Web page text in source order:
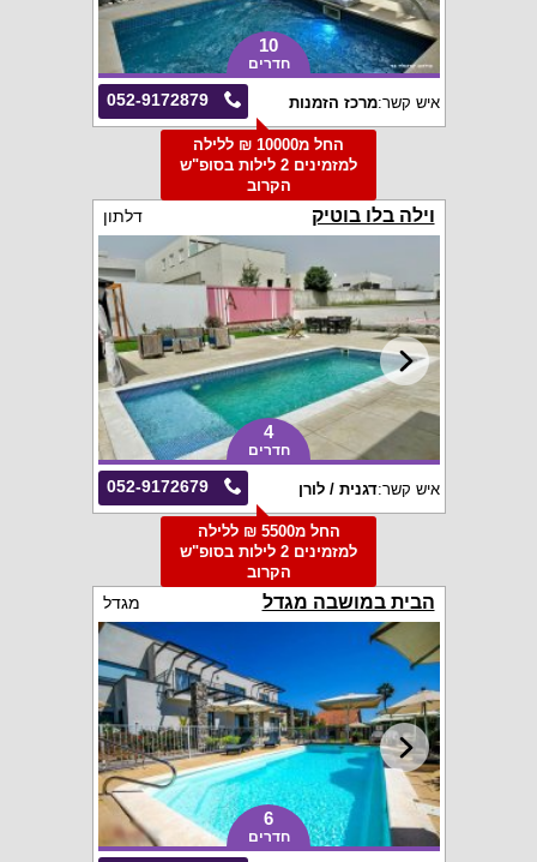
10
חדרים
052-9172879 איש קשר:מרכז הזמנות
החל מ10000 ₪ ללילה
למזמינים 2 לילות בסופ"ש
הקרוב
וילה בלו בוטיק דלתון
4
חדרים
052-9172679 איש קשר:דגנית / לורן
החל מ5500 ₪ ללילה
למזמינים 2 לילות בסופ"ש
הקרוב
הבית במושבה מגדל מגדל
6
חדרים